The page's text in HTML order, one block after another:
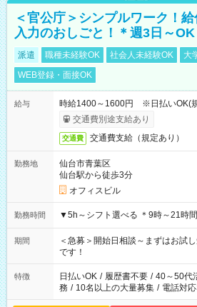
＜官公庁＞シンプルワーク！
入力のおしごと！＊週3日～OK
派遣 職種未経験OK 社会人未経験OK 大
WEB登録・面接OK
給与
時給1400～1600円 ※日払いOK(
交通費別途支給あり
交通費 交通費支給（規定あり）
勤務地
仙台市青葉区
仙台駅から徒歩3分
オフィスビル
勤務時間 ▼5h～シフト選べる ＊
期間
＜急募＞開始日相談～まずはお試
です！
特徴 日払いOK / 履歴書不要 / 40～50代
務 / 10名以上の大量募集 / 電話対